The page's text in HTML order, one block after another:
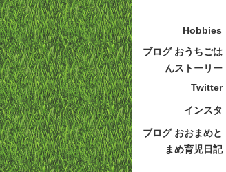
Hobbies
ブログ おうちごは
んストーリー
Twitter
インスタ
ブログ おおまめと
まめ育児日記